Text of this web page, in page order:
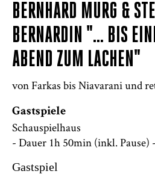
BERNHARD MURG &
BERNARDIN "... BIS
ABEND ZUM LACHEN"
von Farkas bis Niavarani und
Gastspiele
Schauspielhaus
- Dauer 1h 50min (inkl. Pause) -
Gastspiel